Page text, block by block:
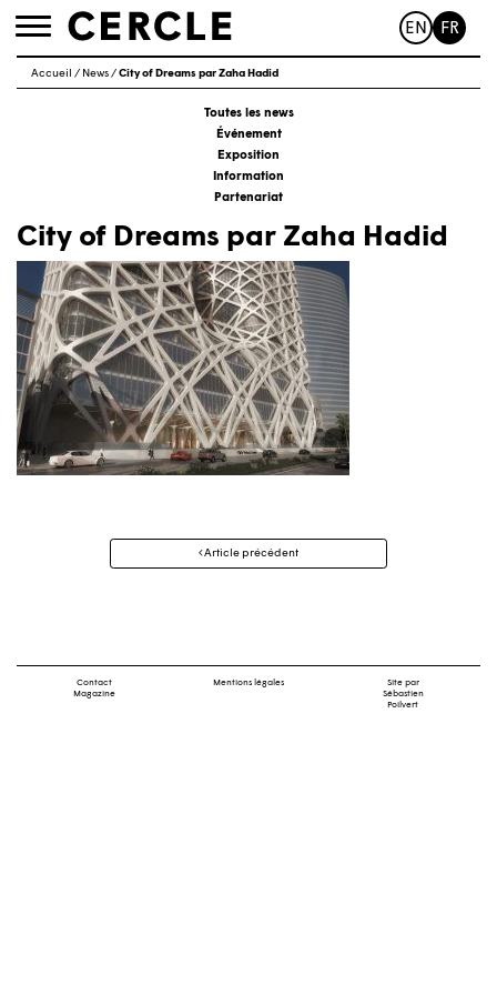
Toggle
EN FR
Accueil / News/City of Dreams par Zaha Hadid
Toutes les news
Événement
Exposition
Information
Partenariat
City of Dreams par Zaha Hadid
Navigation
Article précédent
Contact
Magazine
Mentions légales
Site par
Sébastien
Poilvert